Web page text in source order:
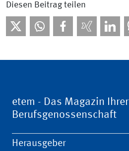
Diesen Beitrag teilen
etem - Das Magazin Ihrer
Berufsgenossenschaft
Herausgeber